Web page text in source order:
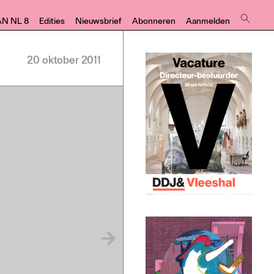
NL 8 Edities Nieuwsbrief Abonneren Aanmelden
20 oktober 2011